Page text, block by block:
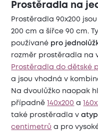
Prostěradla na
Prostěradla 90x200
200 cm a šířce 90 cm.
používané pro
rozměr prostěradla na
Prostěradla do dětské
a jsou vhodná v
Na dvoulůžko naopak
případně
140x200 a
také prostěradla v
centimetrů a pro